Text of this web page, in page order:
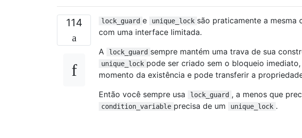
114 lock_guard e unique_lock são praticamente a mesma
com uma interface limitada.
A
lock_guard sempre mantém uma trava de sua
unique_lock pode ser criado sem o bloqueio
momento da existência e pode transferir a
Então você sempre usa
lock_guard , a menos que
condition_variable precisa de um unique_lock .